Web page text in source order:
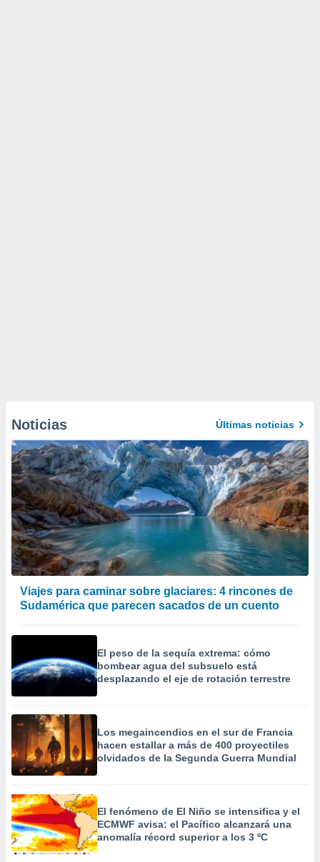
Noticias Últimas noticias
Viajes para caminar sobre glaciares: 4 rincones de
Sudamérica que parecen sacados de un cuento
El peso de la sequía extrema: cómo
bombear agua del subsuelo está
desplazando el eje de rotación terrestre
Los megaincendios en el sur de Francia
hacen estallar a más de 400 proyectiles
olvidados de la Segunda Guerra Mundial
El fenómeno de El Niño se intensifica y el
ECMWF avisa: el Pacífico alcanzará una
anomalía récord superior a los 3 ºC